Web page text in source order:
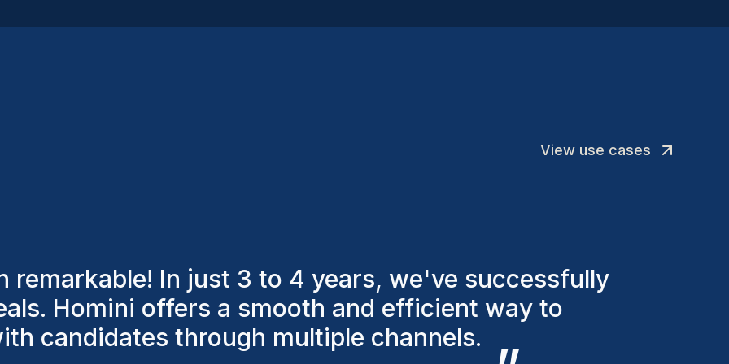
View use cases
have consistently considered various factors to
best candidates. The individuals we've hired are
I’m truly pleased with the new team members.